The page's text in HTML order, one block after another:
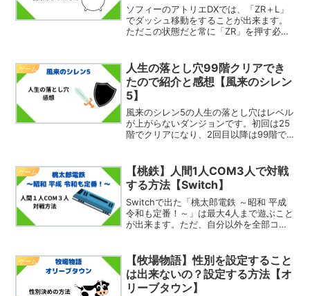
ソフィーのアトリエDXでは、「ZR＋L」
でダッシュ移動をすることが出来ます。
ただこの状態だと常に「ZR」を押す必要
せんか？そこで今回は、ダッシュを常に
する設定方法を紹介...
ゲーム
人生の落とし穴99階クリアでき
たので紹介と感想【風来のシレン
5】
風来のシレン5の人生の落とし穴はレベル
が上がらないダンジョンです。初回は25
階でクリアになり、2回目以降は99階で
したいと思います。人生の落とし穴を出
すまで人生の落と...
ゲーム
【桃鉄】人間1人COM3人で対戦
する方法【Switch】
Switchで出た「桃太郎電鉄 ～昭和 平成
令和も定番！～」は最大4人まで遊ぶこと
が出来ます。ただ、自分以外を全部コン
も、COM3人にはできます。そこで今回
は、人間1...
ゲーム
【牧場物語】性別を設定すること
は出来ないの？設定する方法【オ
リーブタウン】